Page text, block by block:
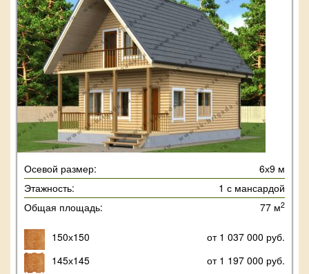
Осевой размер:
6х9 м
Этажность:
1 с мансардой
Общая площадь:
77 м2
150х150
от 1 037 000 руб.
145х145
от 1 197 000 руб.